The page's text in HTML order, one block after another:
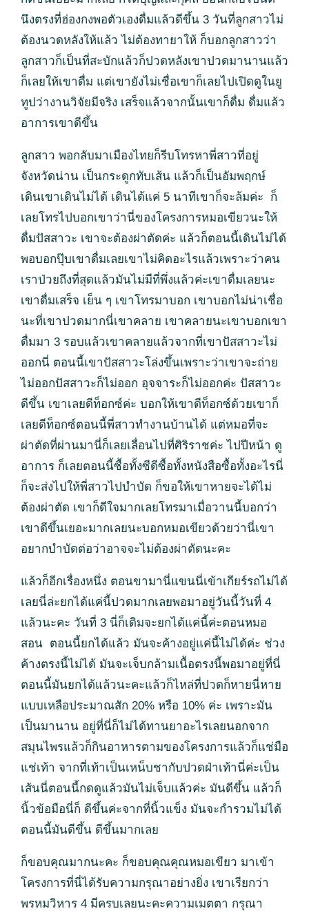
นึงตรงที่ฮ่องกงพอตัวเองดื่มแล้วดีขึ้น 3 วันที่ลูกสาวไม่
ต้องนวดหลังให้แล้ว ไม่ต้องทายาให้ ก็บอกลูกสาวว่า
ลูกสาวก็เป็นที่สะบักแล้วก็ปวดหลังเขาปวดมานานแล้ว
ก็เลยให้เขาดื่ม แต่เขายังไม่เชื่อเขาก็เลยไปเปิดดูในยู
ทูปว่างานวิจัยมีจริง เสร็จแล้วจากนั้นเขาก็ดื่ม ดื่มแล้ว
อาการเขาดีขึ้น
ลูกสาว พอกลับมาเมืองไทยก็รีบโทรหาพี่สาวที่อยู่
จังหวัดน่าน เป็นกระดูกทับเส้น แล้วก็เป็นอัมพฤกษ์
เดินเขาเดินไม่ได้ เดินได้แค่ 5 นาทีเขาก็จะล้มค่ะ ก็
เลยโทรไปบอกเขาว่านี่ของโครงการหมอเขียวนะให้
ดื่มปัสสาวะ เขาจะต้องผ่าตัดค่ะ แล้วก็ตอนนี้เดินไม่ได้
พอบอกปุ๊บเขาดื่มเลยเขาไม่คิดอะไรแล้วเพราะว่าคน
เราป่วยถึงที่สุดแล้วมันไม่มีที่พึ่งแล้วค่ะเขาดื่มเลยนะ
เขาดื่มเสร็จ เย็น ๆ เขาโทรมาบอก เขาบอกไม่น่าเชื่อ
นะที่เขาปวดมากนี่เขาคลาย เขาคลายนะเขาบอกเขา
ดื่มมา 3 รอบแล้วเขาคลายแล้วจากที่เขาปัสสาวะไม่
ออกนี่ ตอนนี้เขาปัสสาวะโล่งขึ้นเพราะว่าเขาจะถ่าย
ไม่ออกปัสสาวะก็ไม่ออก อุจจาระก็ไม่ออกค่ะ ปัสสาวะ
ดีขึ้น เขาเลยดีท็อกซ์ค่ะ บอกให้เขาดีท็อกซ์ด้วยเขาก็
เลยดีท็อกซ์ตอนนี้พี่สาวทำงานบ้านได้ แต่หมอที่จะ
ผ่าตัดที่ผ่านมานี่ก็เลยเลื่อนไปที่ศิริราชค่ะ ไปปีหน้า ดู
อาการ ก็เลยตอนนี้ซื้อทั้งซีดีซื้อทั้งหนังสือซื้อทั้งอะไรนี่
ก็จะส่งไปให้พี่สาวไปบำบัด ก็ขอให้เขาหายจะได้ไม่
ต้องผ่าตัด เขาก็ดีใจมากเลยโทรมาเมื่อวานนี้บอกว่า
เขาดีขึ้นเยอะมากเลยนะบอกหมอเขียวด้วยว่านี่เขา
อยากบำบัดต่อว่าอาจจะไม่ต้องผ่าตัดนะคะ
แล้วก็อีกเรื่องหนึ่ง ตอนขามานี่แขนนี่เข้าเกียร์รถไม่ได้
เลยนี่ล่ะยกได้แค่นี้ปวดมากเลยพอมาอยู่วันนี้วันที่ 4
แล้วนะคะ วันที่ 3 นี่ก็เดิมจะยกได้แค่นี้ค่ะตอนหมอ
สอน ตอนนี้ยกได้แล้ว มันจะค้างอยู่แค่นี้ไม่ได้ค่ะ ช่วง
ค้างตรงนี้ไม่ได้ มันจะเจ็บกล้ามเนื้อตรงนี้พอมาอยู่ที่นี่
ตอนนี้มันยกได้แล้วนะคะแล้วก็ไหล่ที่ปวดก็หายนี่หาย
แบบเหลือประมาณสัก 20% หรือ 10% ค่ะ เพราะมัน
เป็นมานาน อยู่ที่นี่ก็ไม่ได้ทานยาอะไรเลยนอกจาก
สมุนไพรแล้วก็กินอาหารตามของโครงการแล้วก็แช่มือ
แช่เท้า จากที่เท้าเป็นเหน็บชากับปวดฝ่าเท้านี่ค่ะเป็น
เส้นนี่ตอนนี้กดดูแล้วมันไม่เจ็บแล้วค่ะ มันดีขึ้น แล้วก็
นิ้วข้อมือนี่ก็ ดีขึ้นค่ะจากที่นิ้วแข็ง มันจะกำรวมไม่ได้
ตอนนี้มันดีขึ้น ดีขึ้นมากเลย
ก็ขอบคุณมากนะคะ ก็ขอบคุณคุณหมอเขียว มาเข้า
โครงการที่นี่ได้รับความกรุณาอย่างยิ่ง เขาเรียกว่า
พรหมวิหาร 4 มีครบเลยนะคะความเมตตา กรุณา